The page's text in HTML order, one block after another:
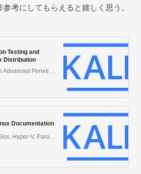
考にしてもらえると嬉しく思う。
Testing and
Distribution
Home of Kali Linux, an Advanced Penetration Testing Linux distribution used for Penetration Testing, Ethical Hacking and network security assessments.
Documentation
VMs- VMware, VirtualBox, Hyper-V, Parallels, Proxmox & Vagrant